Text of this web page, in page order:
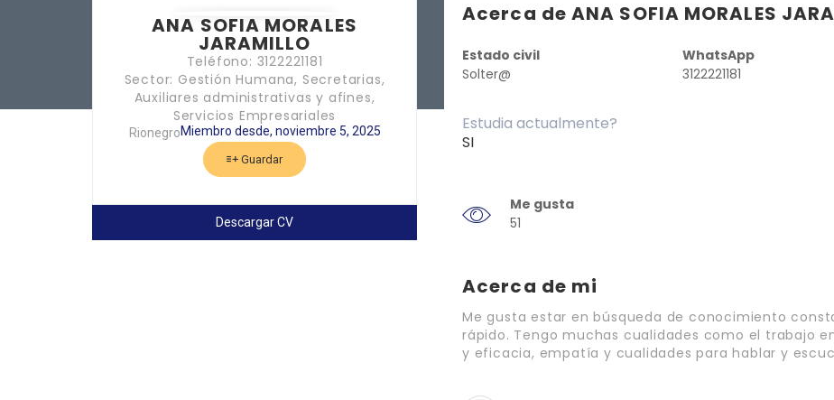
ANA SOFIA MORALES
JARAMILLO
Teléfono: 3122221181
Sector: Gestión Humana, Secretarias,
Auxiliares administrativas y afines,
Servicios Empresariales
RionegroMiembro desde, noviembre 5, 2025
Guardar
Descargar CV
Acerca de ANA SOFIA MORALES
Estado civil
Solter@
WhatsApp
3122221181
Estudia actualmente?
SI
Me gusta
51
Acerca de mi
Me gusta estar en búsqueda de conocimiento
rápido. Tengo muchas cualidades como el trabajo
y eficacia, empatía y cualidades para hablar y